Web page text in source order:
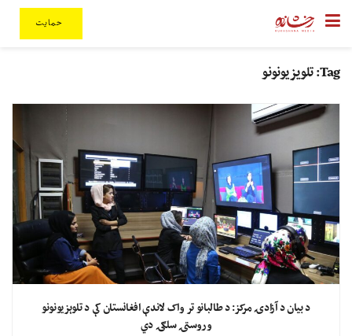
حمایت
Tag: تلویزیونونو
د بیان د آزادۍ مرکز: د طالبانو تر واک لاندې افغانستان کې د تلوېزیونونو
وروستۍ سلګۍ دي